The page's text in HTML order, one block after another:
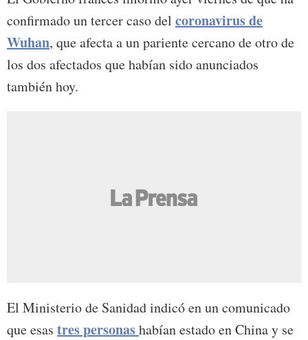
confirmado un tercer caso del coronavirus de
Wuhan, que afecta a un pariente cercano de otro de
los dos afectados que habían sido anunciados
también hoy.
El Ministerio de Sanidad indicó en un comunicado
que esas tres personashabían estado en China y se